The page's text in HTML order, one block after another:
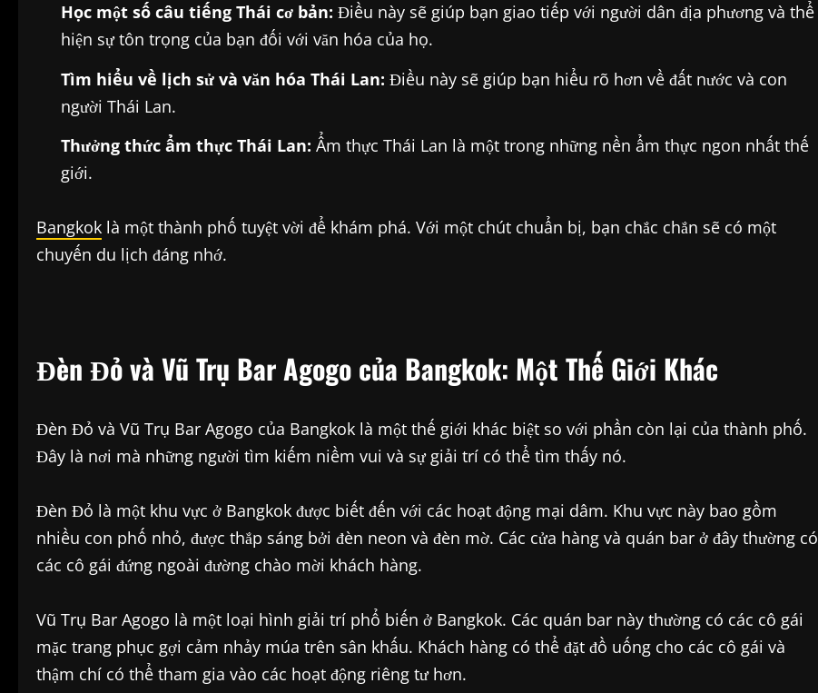
Học một số câu tiếng Thái cơ bản: Điều này sẽ giúp bạn giao tiếp với người dân địa phương và thể
hiện sự tôn trọng của bạn đối với văn hóa của họ.
Tìm hiểu về lịch sử và văn hóa Thái Lan: Điều này sẽ giúp bạn hiểu rõ hơn về đất nước và con
người Thái Lan.
Thưởng thức ẩm thực Thái Lan: Ẩm thực Thái Lan là một trong những nền ẩm thực ngon nhất thế
giới.
Bangkok là một thành phố tuyệt vời để khám phá. Với một chút chuẩn bị, bạn chắc chắn sẽ có một
chuyến du lịch đáng nhớ.
Đèn Đỏ và Vũ Trụ Bar Agogo của Bangkok: Một Thế Giới Khác
Đèn Đỏ và Vũ Trụ Bar Agogo của Bangkok là một thế giới khác biệt so với phần còn lại của thành phố.
Đây là nơi mà những người tìm kiếm niềm vui và sự giải trí có thể tìm thấy nó.
Đèn Đỏ là một khu vực ở Bangkok được biết đến với các hoạt động mại dâm. Khu vực này bao gồm
nhiều con phố nhỏ, được thắp sáng bởi đèn neon và đèn mờ. Các cửa hàng và quán bar ở đây thường có
các cô gái đứng ngoài đường chào mời khách hàng.
Vũ Trụ Bar Agogo là một loại hình giải trí phổ biến ở Bangkok. Các quán bar này thường có các cô gái
mặc trang phục gợi cảm nhảy múa trên sân khấu. Khách hàng có thể đặt đồ uống cho các cô gái và
thậm chí có thể tham gia vào các hoạt động riêng tư hơn.